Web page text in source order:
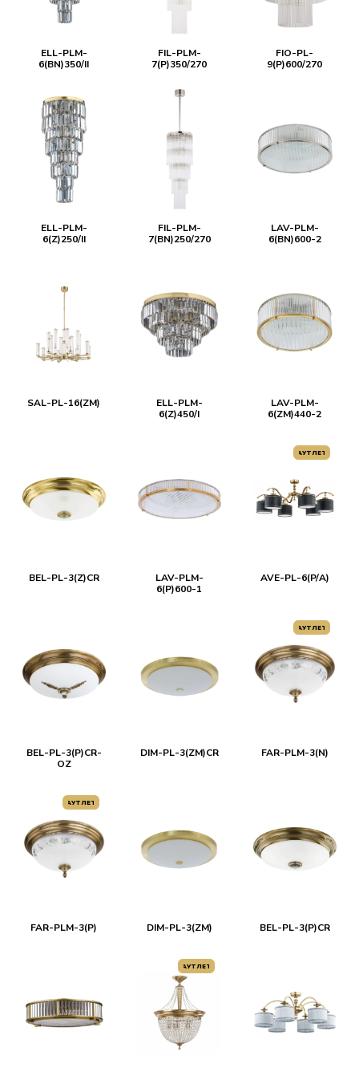
ELL-PLM-
6(BN)350/II
FIL-PLM-
7(P)350/270
FIO-PL-
9(P)600/270
ELL-PLM-
6(Z)250/II
FIL-PLM-
7(BN)250/270
LAV-PLM-
6(BN)600-2
SAL-PL-16(ZM)
ELL-PLM-
6(Z)450/I
LAV-PLM-
6(ZM)440-2
BEL-PL-3(Z)CR
LAV-PLM-
6(P)600-1
АУТЛЕТ
AVE-PL-6(P/A)
BEL-PL-3(P)CR-
OZ
DIM-PL-3(ZM)CR
АУТЛЕТ
FAR-PLM-3(N)
АУТЛЕТ
FAR-PLM-3(P) DIM-PL-3(ZM) BEL-PL-3(P)CR
АУТЛЕТ